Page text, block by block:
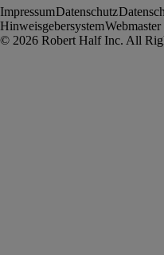
ImpressumDatenschutz
Hinweisgebersystem